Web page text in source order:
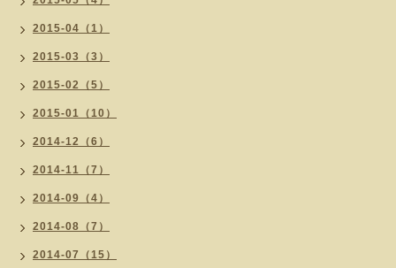
2015-04（1）
2015-03（3）
2015-02（5）
2015-01（10）
2014-12（6）
2014-11（7）
2014-09（4）
2014-08（7）
2014-07（15）